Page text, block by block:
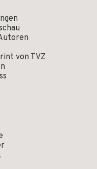
von TVZ